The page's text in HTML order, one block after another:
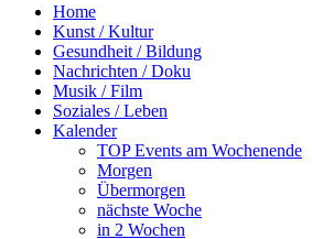
Home
Kunst / Kultur
Gesundheit / Bildung
Nachrichten / Doku
Musik / Film
Soziales / Leben
Kalender
TOP Events am Wochenende
Morgen
Übermorgen
nächste Woche
in 2 Wochen